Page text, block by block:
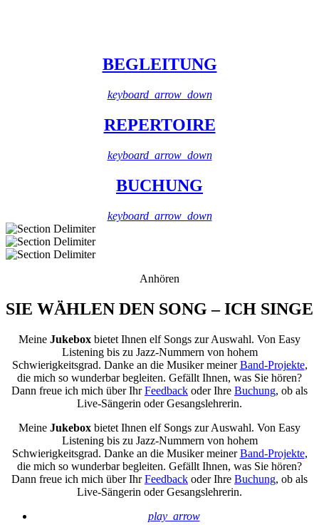
BEGLEITUNG
keyboard_arrow_down
REPERTOIRE
keyboard_arrow_down
BUCHUNG
keyboard_arrow_down
Anhören
SIE WÄHLEN DEN SONG – ICH SINGE
Meine Jukebox bietet Ihnen elf Songs zur Auswahl. Von Easy
Listening bis zu Jazz-Nummern von hohem
Schwierigkeitsgrad. Danke an die Musiker meinerBand-Projekte,
die mich so wunderbar begleiten. Gefällt Ihnen, was Sie hören?
Dann freue ich mich über IhrFeedback oder Ihre Buchung, ob als
Live-Sängerin oder Gesangslehrerin.
Meine Jukebox bietet Ihnen elf Songs zur Auswahl. Von Easy
Listening bis zu Jazz-Nummern von hohem
Schwierigkeitsgrad. Danke an die Musiker meinerBand-Projekte,
die mich so wunderbar begleiten. Gefällt Ihnen, was Sie hören?
Dann freue ich mich über IhrFeedback oder Ihre Buchung, ob als
Live-Sängerin oder Gesangslehrerin.
play_arrow